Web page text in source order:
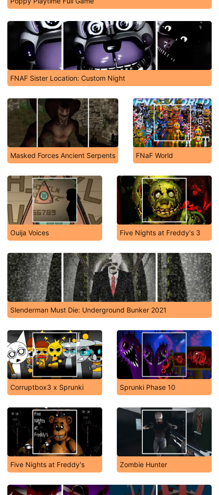
FNAF Sister Location: Custom Night
Masked Forces Ancient Serpents FNaF World
Ouija Voices Five Nights at Freddy's 3
Slenderman Must Die: Underground Bunker 2021
Corruptbox3 x Sprunki Sprunki Phase 10
Five Nights at Freddy's Zombie Hunter